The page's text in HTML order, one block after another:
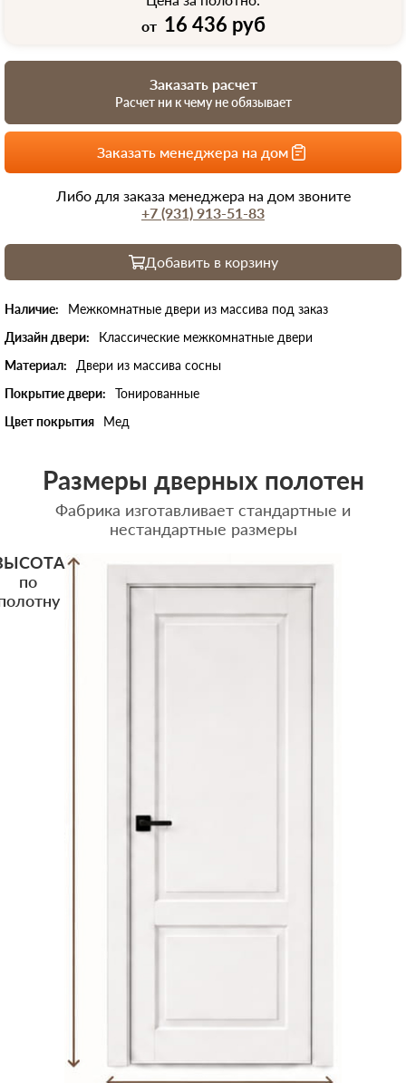
от 16 436 руб
Добавить в корзину
Наличие:
Межкомнатные двери из массива под заказ
Дизайн двери:
Классические межкомнатные двери
Материал:
Двери из массива сосны
Покрытие двери:
Тонированные
Цвет покрытия
Мед
Заказать расчет
Расчет ни к чему не обязывает
Заказать менеджера на дом
Либо для заказа менеджера на дом звоните
+7 (931) 913-51-83
Размеры дверных полотен
Фабрика изготавливает стандартные и
нестандартные размеры
по